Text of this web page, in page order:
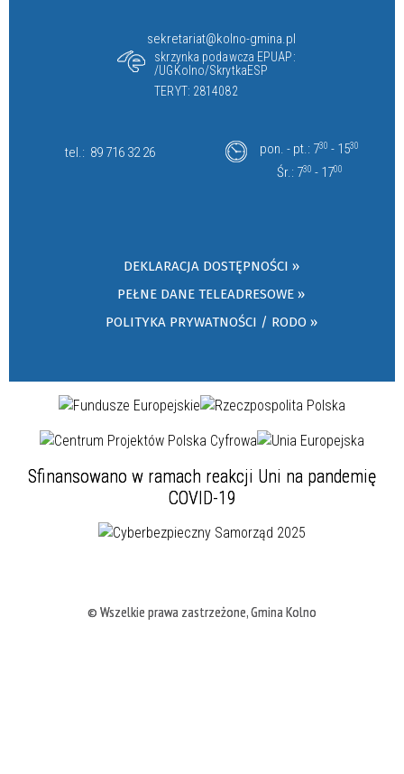
sekretariat@kolno-gmina.pl
skrzynka podawcza EPUAP:
/UGKolno/SkrytkaESP
TERYT: 2814082
tel.: 89 716 32 26 pon. - pt.: 730 - 1530
Śr.: 730 - 1700
DEKLARACJA DOSTĘPNOŚCI »
PEŁNE DANE TELEADRESOWE »
POLITYKA PRYWATNOŚCI / RODO »
Sfinansowano w ramach reakcji Uni na pandemię
COVID-19
© Wszelkie prawa zastrzeżone, Gmina Kolno